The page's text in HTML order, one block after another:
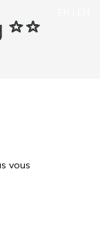
vous